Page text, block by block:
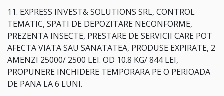
11. EXPRESS INVEST& SOLUTIONS SRL, CONTROL
TEMATIC, SPATI DE DEPOZITARE NECONFORME,
PREZENTA INSECTE, PRESTARE DE SERVICII CARE POT
AFECTA VIATA SAU SANATATEA, PRODUSE EXPIRATE, 2
AMENZI 25000/ 2500 LEI. OD 10.8 KG/ 844 LEI,
PROPUNERE INCHIDERE TEMPORARA PE O PERIOADA
DE PANA LA 6 LUNI.